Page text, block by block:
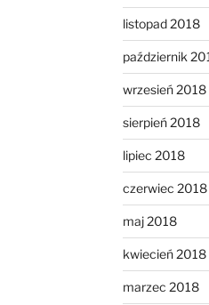
listopad 2018
październik
wrzesień 2018
sierpień 2018
lipiec 2018
czerwiec 2018
maj 2018
kwiecień 2018
marzec 2018